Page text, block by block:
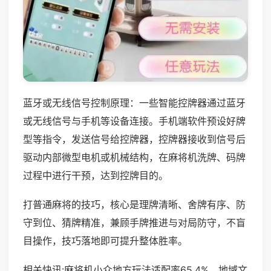
蓝牙或无线信号控制原理：一些智能控牌器通过蓝牙
或无线信号与手机等设备连接。手机端软件预设好牌
型等指令，发送信号给控牌器，控牌器接收到信号后
驱动内部微型电机或机械结构，在麻将机洗牌、码牌
过程中进行干预，达到控牌目的。
打普通麻将的技巧，核心是理牌清晰、舍牌有序、防
守到位、猜牌精准，兼顾手牌推进与对局防守，不盲
目操作，技巧落地即可提升整体胜率。